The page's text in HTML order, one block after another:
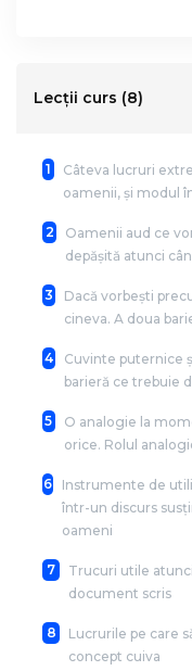
Lecții curs (8)
1
Câteva lucruri
oamenii, și modul
2
Oamenii aud ce
depășită atunci
3
Dacă vorbești
cineva. A doua
4
Cuvinte puternice
barieră ce trebuie
5
O analogie la
orice. Rolul
6
Instrumente de
într-un discurs
oameni
7
Trucuri utile
document scris
8
Lucrurile pe care
concept cuiva